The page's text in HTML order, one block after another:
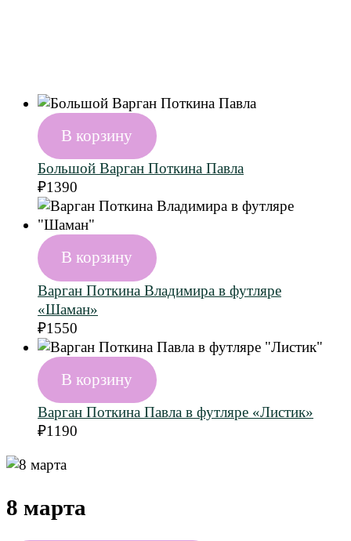
В корзину
Большой Варган Поткина Павла
₽1390
В корзину
Варган Поткина Владимира в футляре
«Шаман»
₽1550
В корзину
Варган Поткина Павла в футляре «Листик»
₽1190
8 марта